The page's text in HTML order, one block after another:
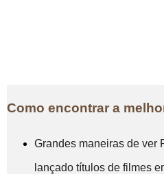
Como encontrar a
Grandes maneiras de ver
lançado títulos de filmes